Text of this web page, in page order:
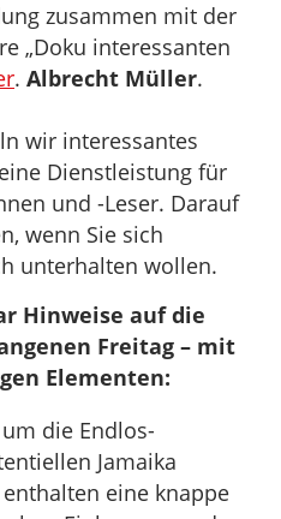
zusammen mit der
„Doku interessanten
. Albrecht Müller.
wir interessantes
Dienstleistung für
und -Leser. Darauf
wenn Sie sich
unterhalten wollen.
Hinweise auf die
Freitag – mit
Elementen:
die Endlos-
Jamaika
eine knappe